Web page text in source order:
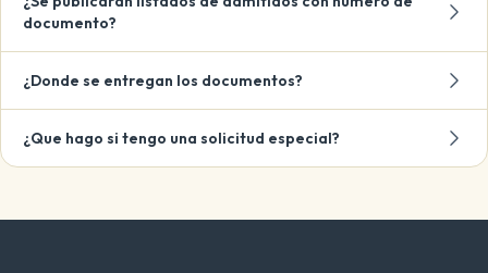
documento?
¿Donde se entregan los documentos?
¿Que hago si tengo una solicitud especial?